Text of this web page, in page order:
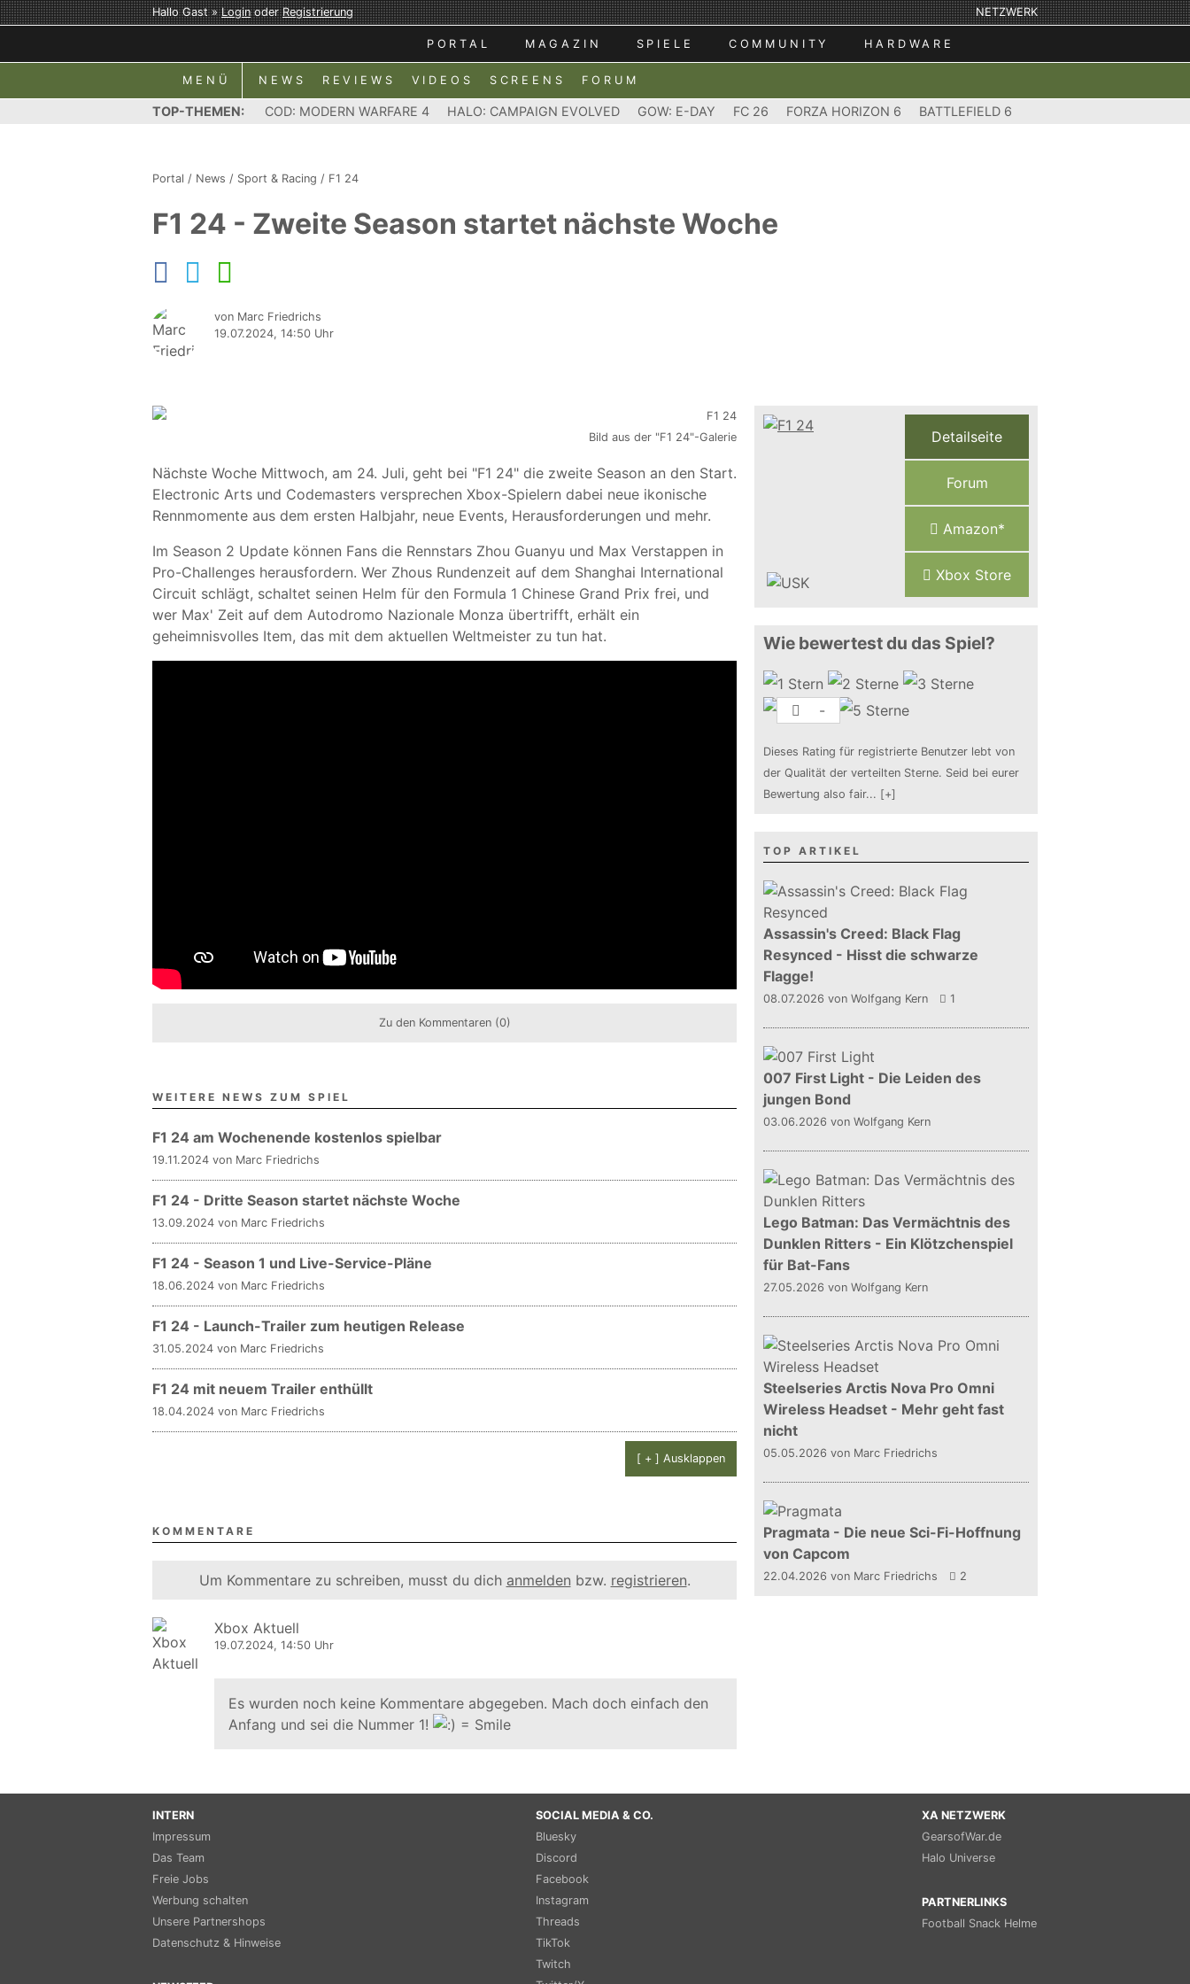
Hallo Gast »LoginoderRegistrierung NETZWERK
PORTAL MAGAZIN SPIELE COMMUNITY HARDWARE
MENÜ NEWS REVIEWS VIDEOS SCREENS FORUM
TOP-THEMEN: COD: MODERN WARFARE 4 HALO: CAMPAIGN EVOLVED GOW: E-DAY FC 26 FORZA HORIZON 6 BATTLEFIELD 6
Portal / News / Sport & Racing / F1 24
F1 24 - Zweite Season startet nächste Woche
von Marc Friedrichs
19.07.2024, 14:50 Uhr
Bild aus der "F1 24"-Galerie
Nächste Woche Mittwoch, am 24. Juli, geht bei "F1 24" die zweite Season an den Start.
Electronic Arts und Codemasters versprechen Xbox-Spielern dabei neue ikonische
Rennmomente aus dem ersten Halbjahr, neue Events, Herausforderungen und mehr.
Im Season 2 Update können Fans die Rennstars Zhou Guanyu und Max Verstappen in
Pro-Challenges herausfordern. Wer Zhous Rundenzeit auf dem Shanghai International
Circuit schlägt, schaltet seinen Helm für den Formula 1 Chinese Grand Prix frei, und
wer Max' Zeit auf dem Autodromo Nazionale Monza übertrifft, erhält ein
geheimnisvolles Item, das mit dem aktuellen Weltmeister zu tun hat.
Zu den Kommentaren (0)
WEITERE NEWS ZUM SPIEL
F1 24 am Wochenende kostenlos spielbar
19.11.2024 von Marc Friedrichs
F1 24 - Dritte Season startet nächste Woche
13.09.2024 von Marc Friedrichs
F1 24 - Season 1 und Live-Service-Pläne
18.06.2024 von Marc Friedrichs
F1 24 - Launch-Trailer zum heutigen Release
31.05.2024 von Marc Friedrichs
F1 24 mit neuem Trailer enthüllt
18.04.2024 von Marc Friedrichs
[ + ] Ausklappen
KOMMENTARE
Um Kommentare zu schreiben, musst du dich anmelden bzw. registrieren.
Xbox Aktuell
19.07.2024, 14:50 Uhr
Es wurden noch keine Kommentare abgegeben. Mach doch einfach den
Anfang und sei die Nummer 1!
Detailseite
Forum
Amazon*
Xbox Store
Wie bewertest du das Spiel?
-
Dieses Rating für registrierte Benutzer lebt von
der Qualität der verteilten Sterne. Seid bei eurer
Bewertung also fair... [+]
TOP ARTIKEL
Assassin's Creed: Black Flag
Resynced - Hisst die schwarze
Flagge!
08.07.2026 von Wolfgang Kern 1
007 First Light - Die Leiden des
jungen Bond
03.06.2026 von Wolfgang Kern
Lego Batman: Das Vermächtnis des
Dunklen Ritters - Ein Klötzchenspiel
für Bat-Fans
27.05.2026 von Wolfgang Kern
Steelseries Arctis Nova Pro Omni
Wireless Headset - Mehr geht fast
nicht
05.05.2026 von Marc Friedrichs
Pragmata - Die neue Sci-Fi-Hoffnung
von Capcom
22.04.2026 von Marc Friedrichs 2
INTERN
Impressum
Das Team
Freie Jobs
Werbung schalten
Unsere Partnershops
Datenschutz & Hinweise
SOCIAL MEDIA & CO.
Bluesky
Discord
Facebook
Instagram
Threads
TikTok
Twitch
XA NETZWERK
GearsofWar.de
Halo Universe
PARTNERLINKS
Football Snack Helme